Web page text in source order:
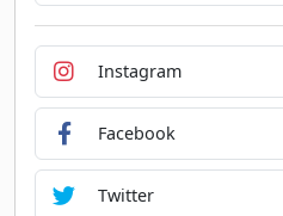
Instagram
Facebook
Twitter